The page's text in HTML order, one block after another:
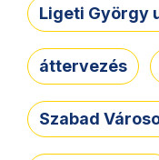
Ligeti György
áttervezés
Szabad